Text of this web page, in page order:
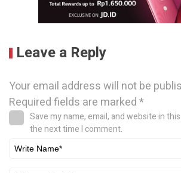
Leave a Reply
Your email address will not be
Required fields are marked*
Save my name, email, and website in
the next time I comment.